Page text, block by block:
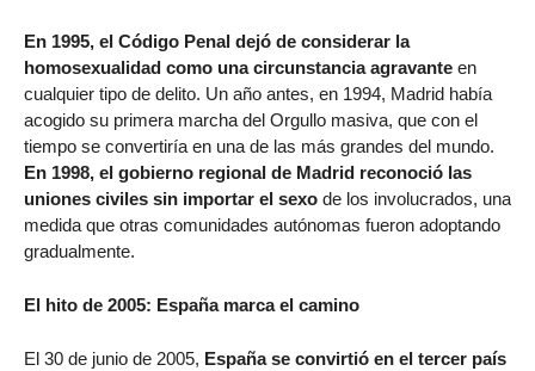
En 1995, el Código Penal dejó de considerar la
homosexualidad como una circunstancia agravante en
cualquier tipo de delito. Un año antes, en 1994, Madrid había
acogido su primera marcha del Orgullo masiva, que con el
tiempo se convertiría en una de las más grandes del mundo.
En 1998, el gobierno regional de Madrid reconoció las
uniones civiles sin importar el sexo de los involucrados, una
medida que otras comunidades autónomas fueron adoptando
gradualmente.
El hito de 2005: España marca el camino
El 30 de junio de 2005, España se convirtió en el tercer país